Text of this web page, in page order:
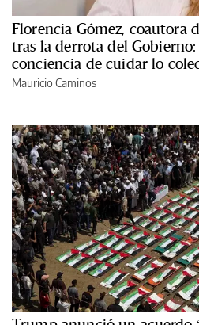
Florencia Gómez, coautora
tras la derrota del
conciencia de cuidar lo
Mauricio Caminos